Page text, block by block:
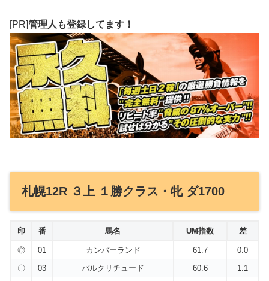
[PR]管理人も登録してます！
札幌12R ３上 １勝クラス・牝 ダ1700
印 番 馬名 UM指数 差
◎ 01 カンバーランド 61.7
0.0
〇
03 パルクリチュード 60.6
1.1